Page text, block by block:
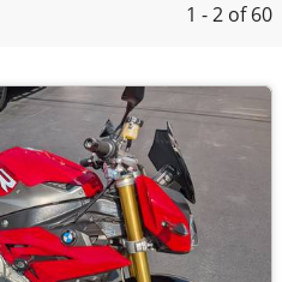
1 - 2 of 60